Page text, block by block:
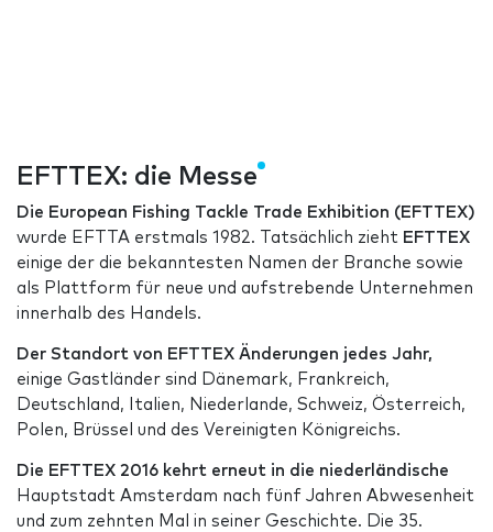
EFTTEX: die Messe
Die European Fishing Tackle Trade Exhibition (EFTTEX)
wurde EFTTA erstmals 1982. Tatsächlich zieht EFTTEX
einige der die bekanntesten Namen der Branche sowie
als Plattform für neue und aufstrebende Unternehmen
innerhalb des Handels.
Der Standort von EFTTEX Änderungen jedes Jahr,
einige Gastländer sind Dänemark, Frankreich,
Deutschland, Italien, Niederlande, Schweiz, Österreich,
Polen, Brüssel und des Vereinigten Königreichs.
Die EFTTEX 2016 kehrt erneut in die niederländische
Hauptstadt Amsterdam nach fünf Jahren Abwesenheit
und zum zehnten Mal in seiner Geschichte. Die 35.